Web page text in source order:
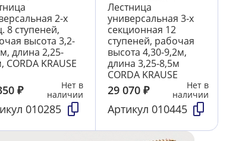
2-х
8 ступеней,
высота 3,2-
длина 2,25-
CORDA KRAUSE
₽
Нет в
наличии
010285
Лестница
универсальная 3-х
секционная 12
ступеней, рабочая
высота 4,30-9,2м,
длина 3,25-8,5м
CORDA KRAUSE
29 070 ₽
Нет в
наличии
Артикул 010445